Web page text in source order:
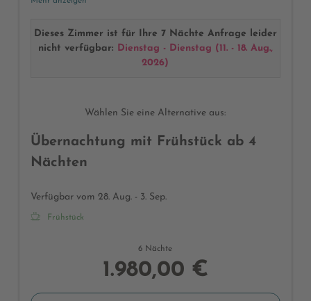
getrenntes WC, Föhn, Kosmetikspiegel, Radio, Telefon,
Sat-TV, Safe, Balkon mit frischer Bergluft und Blick auf
den Seeberg, Wellnesstasche mit Bademänteln und
Dieses Zimmer ist für Ihre 7 Nächte Anfrage leider
nicht verfügbar: Dienstag - Dienstag ( 11. - 18. Aug.,
2026)
Wählen Sie eine Alternative aus:
Übernachtung mit Frühstück ab 4
Nächten
Verfügbar vom 28. Aug. - 3. Sep.
Frühstück
6 Nächte
1.980,00 €